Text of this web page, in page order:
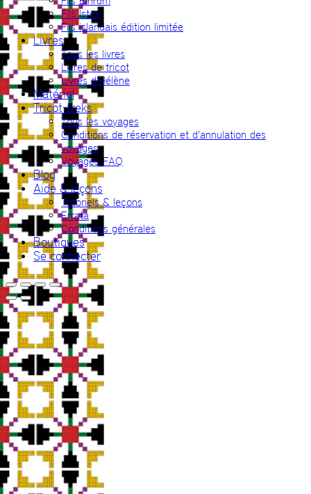
Fils Ístex
Fils islandais édition limitée
Livres
Tous les livres
Livres de tricot
Livres d’Hélène
Matériel
Tricot-treks
Tous les voyages
Conditions de réservation et d’annulation des
voyages
Voyages FAQ
Blog
Aide & leçons
Tutoriels & leçons
Errata
Conditions générales
Boutiques
Se connecter